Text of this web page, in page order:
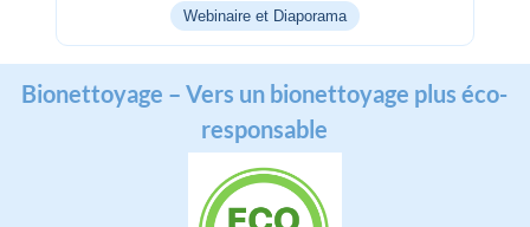
Webinaire et Diaporama
Bionettoyage – Vers un bionettoyage plus éco-
responsable